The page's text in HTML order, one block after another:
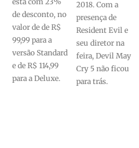
de desconto, no
valor de de R$
99,99 para a
versão Standard
e de R$ 114,99
para a Deluxe.
2018. Com a
presença de
Resident Evil e
seu diretor na
feira, Devil May
Cry 5 não ficou
para trás.